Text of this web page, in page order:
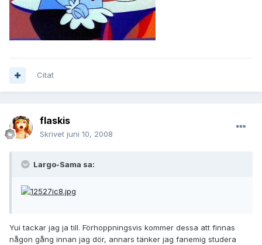
Citat
flaskis
Skrivet juni 10, 2008
Largo-Sama sa:
Yui tackar jag ja till. Förhoppningsvis kommer dessa att finnas
någon gång innan jag dör, annars tänker jag fanemig studera